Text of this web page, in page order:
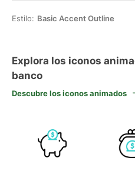
Estilo: Basic Accent Outline
Explora los iconos
banco
Descubre los iconos animados